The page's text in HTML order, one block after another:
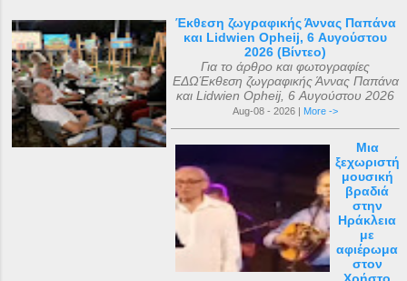
Έκθεση ζωγραφικής Άννας Παπάνα
και Lidwien Opheij, 6 Αυγούστου
2026 (Βίντεο)
Για το άρθρο και φωτογραφίες
ΕΔΩΈκθεση ζωγραφικής Άννας Παπάνα
και Lidwien Opheij, 6 Αυγούστου 2026
Aug-08 - 2026 | More ->
Μια
ξεχωριστή
μουσική
βραδιά
στην
Ηράκλεια
με
αφιέρωμα
στον